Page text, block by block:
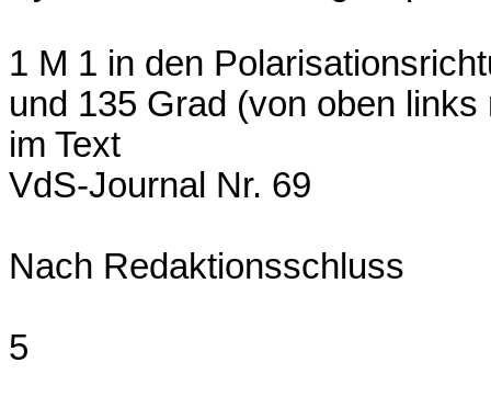
1 M 1 in den
und 135 Grad (von oben
im Text
VdS-Journal Nr. 69
Nach Redaktionsschluss
5